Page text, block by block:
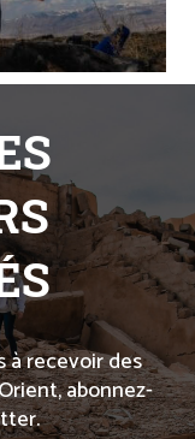
à recevoir des
abonnez-